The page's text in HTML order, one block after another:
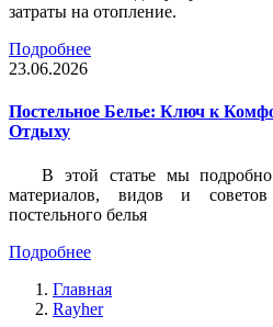
затраты на отопление.
Подробнее
23.06.2026
Постельное Белье: Ключ к
Отдыху
В этой статье мы подробно
материалов, видов и
постельного белья
Подробнее
Главная
Rayher